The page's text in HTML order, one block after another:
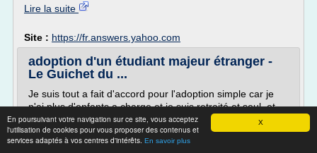
X
En poursuivant votre navigation sur ce site, vous acceptez
l'utilisation de cookies pour vous proposer des contenus et
services adaptés à vos centres d'intérêts. En savoir plus
Lire la suite
Site : https://fr.answers.yahoo.com
adoption d'un étudiant majeur étranger -
Le Guichet du ...
Je suis tout a fait d'accord pour l'adoption simple car je
n'ai plus d'enfants a charge et je suis retraité et seul, et
cet étudiant je le considére depuis longtemps comme un
fils.
Pouvez vous me dire la procédure a suivre. Et les points